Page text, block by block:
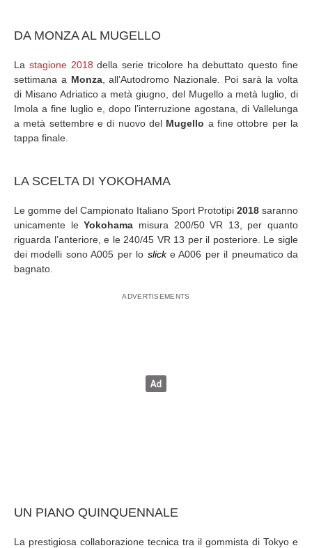
DA MONZA AL MUGELLO
La stagione 2018 della serie tricolore ha debuttato questo fine
settimana a Monza, all’Autodromo Nazionale. Poi sarà la volta
di Misano Adriatico a metà giugno, del Mugello a metà luglio, di
Imola a fine luglio e, dopo l’interruzione agostana, di Vallelunga
a metà settembre e di nuovo del Mugello a fine ottobre per la
tappa finale.
LA SCELTA DI YOKOHAMA
Le gomme del Campionato Italiano Sport Prototipi 2018 saranno
unicamente leYokohama misura 200/50 VR 13, per quanto
riguarda l’anteriore, e le 240/45 VR 13 per il posteriore. Le sigle
dei modelli sono A005 per lo slicke A006 per il pneumatico da
bagnato.
UN PIANO QUINQUENNALE
La prestigiosa collaborazione tecnica tra il gommista di Tokyo e